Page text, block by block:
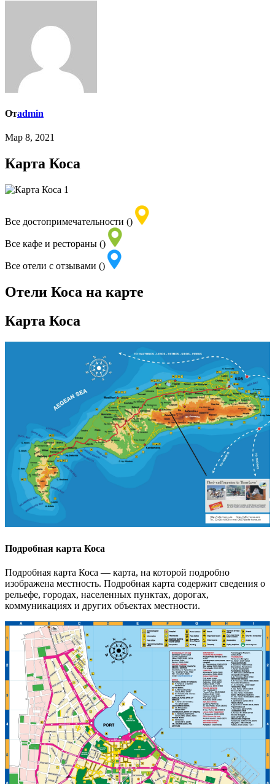
Отadmin
Мар 8, 2021
Карта Коса
Все достопримечательности ()
Все кафе и рестораны ()
Все отели с отзывами ()
Отели Коса на карте
Карта Коса
Подробная карта Коса
Подробная карта Коса — карта, на которой подробно
изображена местность. Подробная карта содержит сведения о
рельефе, городах, населенных пунктах, дорогах,
коммуникациях и других объектах местности.